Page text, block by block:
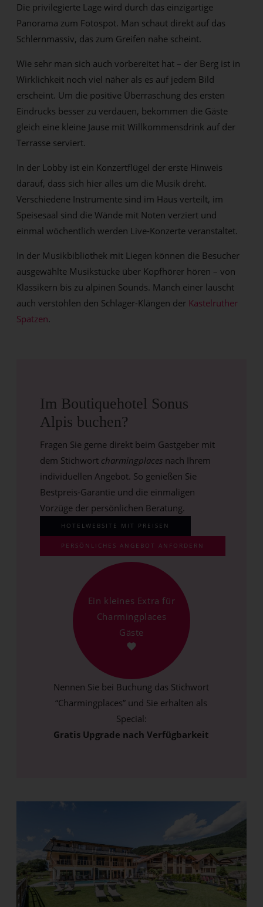
Die privilegierte Lage wird durch das einzigartige
Panorama zum Fotospot. Man schaut direkt auf das
Schlernmassiv, das zum Greifen nahe scheint.
Wie sehr man sich auch vorbereitet hat – der Berg ist in
Wirklichkeit noch viel näher als es auf jedem Bild
erscheint. Um die positive Überraschung des ersten
Eindrucks besser zu verdauen, bekommen die Gäste
gleich eine kleine Jause mit Willkommensdrink auf der
Terrasse serviert.
In der Lobby ist ein Konzertflügel der erste Hinweis
darauf, dass sich hier alles um die Musik dreht.
Verschiedene Instrumente sind im Haus verteilt, im
Speisesaal sind die Wände mit Noten verziert und
einmal wöchentlich werden Live-Konzerte veranstaltet.
In der Musikbibliothek mit Liegen können die Besucher
ausgewählte Musikstücke über Kopfhörer hören – von
Klassikern bis zu alpinen Sounds. Manch einer lauscht
auch verstohlen den Schlager-Klängen der Kastelruther
Spatzen.
Im Boutiquehotel Sonus
Alpis buchen?
Fragen Sie gerne direkt beim Gastgeber mit
dem Stichwort charmingplaces nach Ihrem
individuellen Angebot. So genießen Sie
Bestpreis-Garantie und die einmaligen
Vorzüge der persönlichen Beratung.
HOTELWEBSITE MIT PREISEN
PERSÖNLICHES ANGEBOT ANFORDERN
Ein kleines Extra für
Charmingplaces
Gäste
Nennen Sie bei Buchung das Stichwort
“Charmingplaces” und Sie erhalten als
Special:
Gratis Upgrade nach Verfügbarkeit